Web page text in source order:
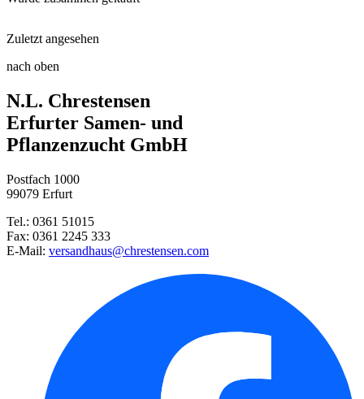
Aussaatschale inkl. Haube
Pelargonie F2 Mischung
Stiefmütterchen Goldgelb mit A ...
Dill Blattreicher
Feldsalat Verte à coeur plein ...
Zucchini Zuboda
Grünkohl Westländer halbhoher
Zuletzt angesehen
Erdbeere Sweetheart
nach oben
N.L. Chrestensen
Erfurter Samen- und
Pflanzenzucht GmbH
Postfach 1000
99079 Erfurt
Tel.: 0361 51015
Fax: 0361 2245 333
E-Mail: versandhaus@chrestensen.com